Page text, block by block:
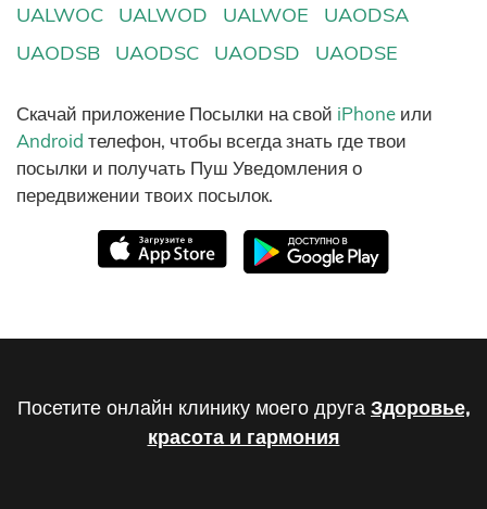
UALWOC
UALWOD UALWOE
UAODSA
UAODSB
UAODSC UAODSD UAODSE
Скачай приложение Посылки на свой iPhone или
Android телефон, чтобы всегда знать где твои
посылки и получать Пуш Уведомления о
передвижении твоих посылок.
Посетите онлайн клинику моего друга Здоровье,
красота и гармония